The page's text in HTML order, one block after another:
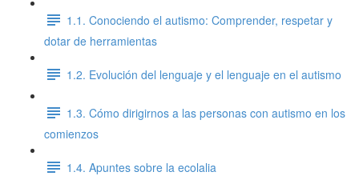
1.1. Conociendo el autismo: Comprender, respetar y
dotar de herramientas
1.2. Evolución del lenguaje y el lenguaje en el autismo
1.3. Cómo dirigirnos a las personas con autismo en los
comienzos
1.4. Apuntes sobre la ecolalia